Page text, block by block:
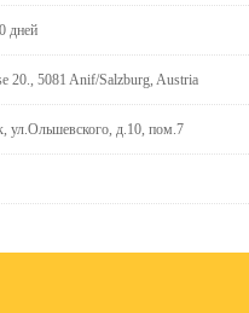
дней
20., 5081 Anif/Salzburg, Austria
д.10, пом.7